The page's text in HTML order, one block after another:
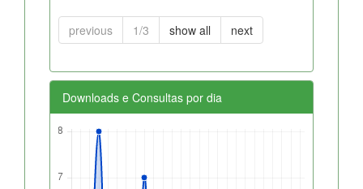
previous 1/3 show all next
Downloads e Consultas por dia